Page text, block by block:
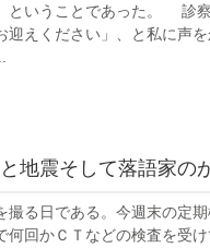
ということであった。 診察
迎えください」、と私に声
地震そして落語家の
る日である。今週末の定期
何回かＣＴなどの検査を受